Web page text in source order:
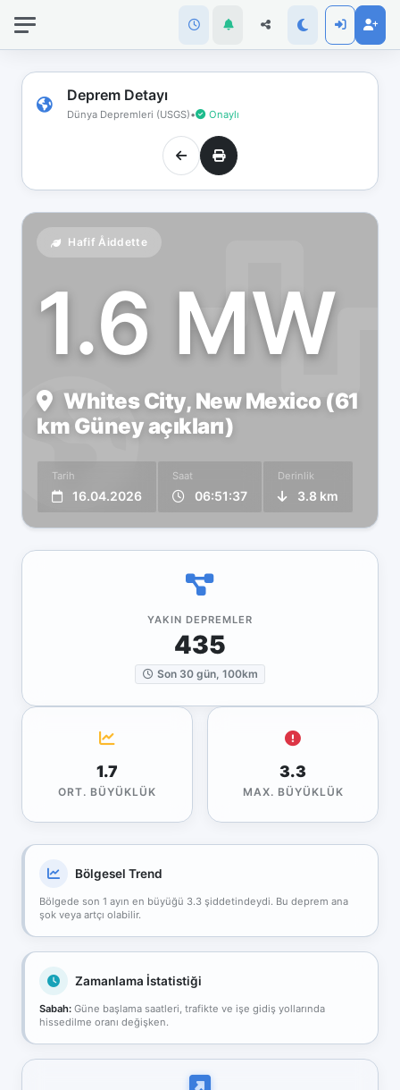
Deprem Detayı
Dünya Depremleri (USGS)• Onaylı
Hafif Åiddette
1.6 MW
Whites City, New Mexico (61
km Güney açıkları)
Tarih
16.04.2026
Saat
06:51:37
Derinlik
3.8 km
YAKIN DEPREMLER
435
Son 30 gün, 100km
1.7
ORT. BÜYÜKLÜK
3.3
MAX. BÜYÜKLÜK
Bölgesel Trend
Bölgede son 1 ayın en büyüğü 3.3 şiddetindeydi. Bu deprem ana
şok veya artçı olabilir.
Zamanlama İstatistiği
Sabah: Güne başlama saatleri, trafikte ve işe gidiş yollarında
hissedilme oranı değişken.
bağlantınız
koptu!
Çevrimdışı
moddasınız.